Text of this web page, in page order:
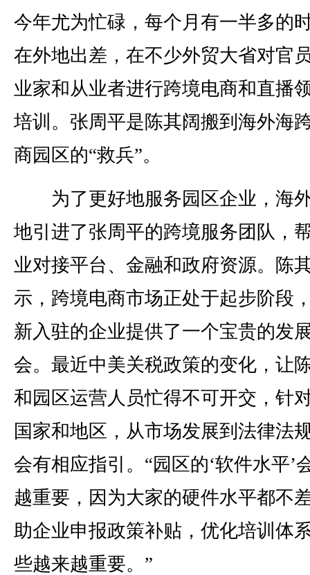
今年尤为忙碌，每个月有一半多的
在外地出差，在不少外贸大省对官
业家和从业者进行跨境电商和直播
培训。张周平是陈其阔搬到海外海
商园区的“救兵”。
为了更好地服务园区企业，海
地引进了张周平的跨境服务团队，
业对接平台、金融和政府资源。陈
示，跨境电商市场正处于起步阶段
新入驻的企业提供了一个宝贵的发
会。最近中美关税政策的变化，让
和园区运营人员忙得不可开交，针
国家和地区，从市场发展到法律法
会有相应指引。“园区的‘软件水平’
越重要，因为大家的硬件水平都不
助企业申报政策补贴，优化培训体
些越来越重要。”